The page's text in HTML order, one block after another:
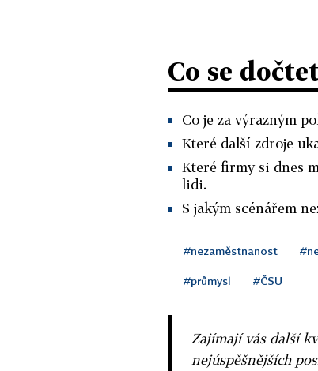
Co se
Co je za výrazným
Které další zdroje
Které firmy si dnes
lidi.
S jakým scénářem
#nezaměstnanost
#průmysl #ČSU
Zajímají vás další
nejúspěšnějších